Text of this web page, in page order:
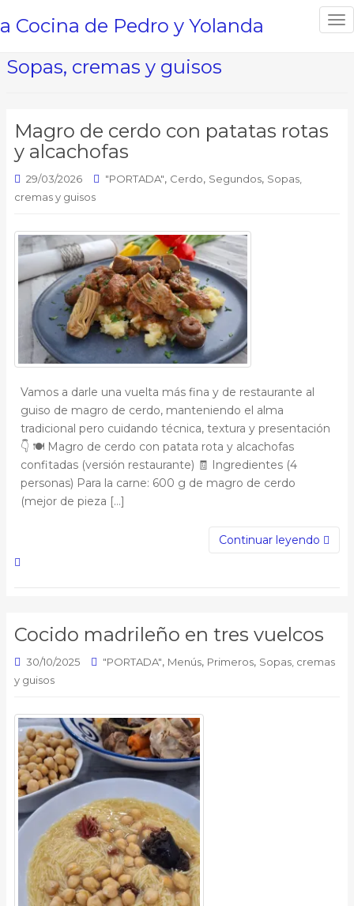
T
Cocina de Pedro y Yolanda
Sopas, cremas y guisos
Magro de cerdo con patatas rotas
y alcachofas
29/03/2026 "PORTADA", Cerdo, Segundos, Sopas,
cremas y guisos
Vamos a darle una vuelta más fina y de restaurante al
guiso de magro de cerdo, manteniendo el alma
tradicional pero cuidando técnica, textura y presentación
👇 🍽️ Magro de cerdo con patata rota y alcachofas
confitadas (versión restaurante) 🧾 Ingredientes (4
personas) Para la carne: 600 g de magro de cerdo
(mejor de pieza […]
Continuar leyendo
Cocido madrileño en tres vuelcos
30/10/2025 "PORTADA", Menús, Primeros, Sopas, cremas
y guisos